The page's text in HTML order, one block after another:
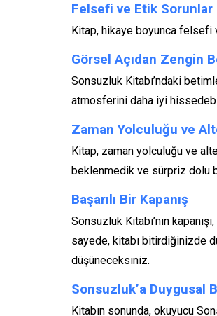
Felsefi ve Etik Sorunlar
Kitap, hikaye boyunca felsefi
Görsel Açıdan Zengin
Sonsuzluk Kitabı’ndaki
atmosferini daha iyi
Zaman Yolculuğu ve
Kitap, zaman yolculuğu ve
beklenmedik ve sürpriz dolu
Başarılı Bir Kapanış
Sonsuzluk Kitabı’nın
sayede, kitabı bitirdiğinizde
düşüneceksiniz.
Sonsuzluk’a Duygusal
Kitabın sonunda, okuyucu